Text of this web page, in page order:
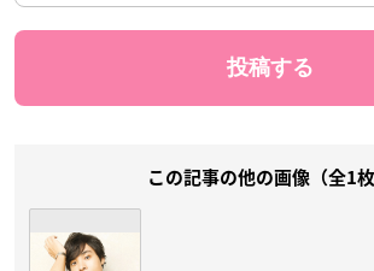
この記事の他の画像（全1枚